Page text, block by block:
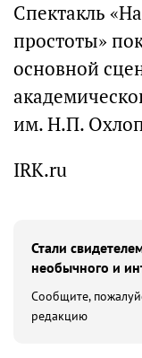
Спектакль
простоты»
основной
им. Н.П.
IRK.ru
Стали
необычного и
Сообщите,
редакцию